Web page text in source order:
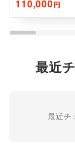
110,000円
最近
最近チ